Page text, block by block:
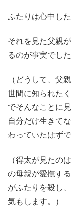
ふたりは心中した
それを見た父親
るのが事実でした
（どうして、父
世間に知られた
でそんなことに
自分だけ生きて
わっていたはずで
（得太が見たの
の母親が愛撫す
がふたりを殺し
気もします。）